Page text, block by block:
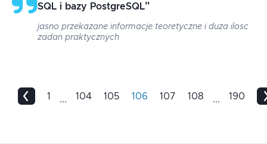
SQL i bazy PostgreSQL”
jasno przekazane informacje teoretyczne i duza ilosc
zadan praktycznych
1 ... 104 105 106 107 108 ... 190